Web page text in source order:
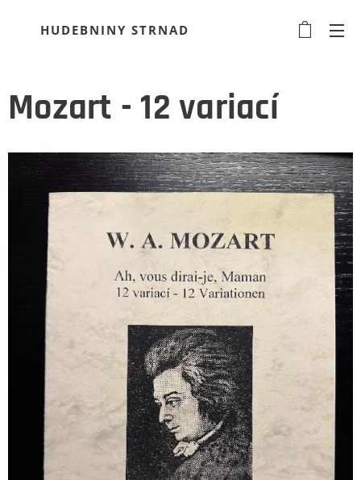
HUDEBNINY STRNAD
Mozart - 12 variací